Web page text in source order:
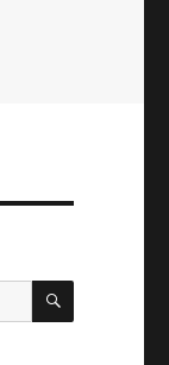
OTSI